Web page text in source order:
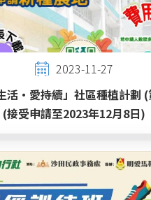
2023-11-27
活‧愛持續」社區種植計劃
(接受申請至2023年12月8日)